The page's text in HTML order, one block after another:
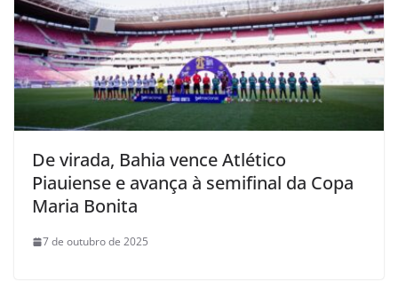
De virada, Bahia vence Atlético
Piauiense e avança à semifinal da Copa
Maria Bonita
7 de outubro de 2025